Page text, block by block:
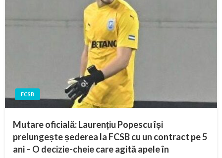
FCSB
Mutare oficială: Laurențiu Popescu își
prelungește șederea la FCSB cu un contract pe 5
ani – O decizie-cheie care agită apele în